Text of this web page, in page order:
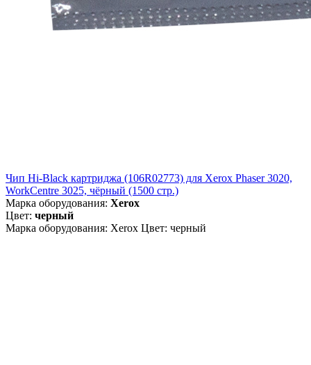
Чип Hi-Black картриджа (106R02773) для Xerox Phaser 3020,
WorkCentre 3025, чёрный (1500 стр.)
Марка оборудования: Xerox
Цвет: черный
Марка оборудования: Xerox Цвет: черный